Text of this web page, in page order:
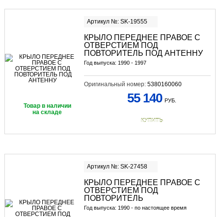
Артикул №: SK-19555
КРЫЛО ПЕРЕДНЕЕ ПРАВОЕ С
ОТВЕРСТИЕМ ПОД
ПОВТОРИТЕЛЬ ПОД АНТЕННУ
Год выпуска: 1990 - 1997
Оригинальный номер: 5380160060
Товар в наличии
на складе
55 140 РУБ.
КУПИТЬ
Артикул №: SK-27458
КРЫЛО ПЕРЕДНЕЕ ПРАВОЕ С
ОТВЕРСТИЕМ ПОД
ПОВТОРИТЕЛЬ
Год выпуска: 1990 - по настоящее время